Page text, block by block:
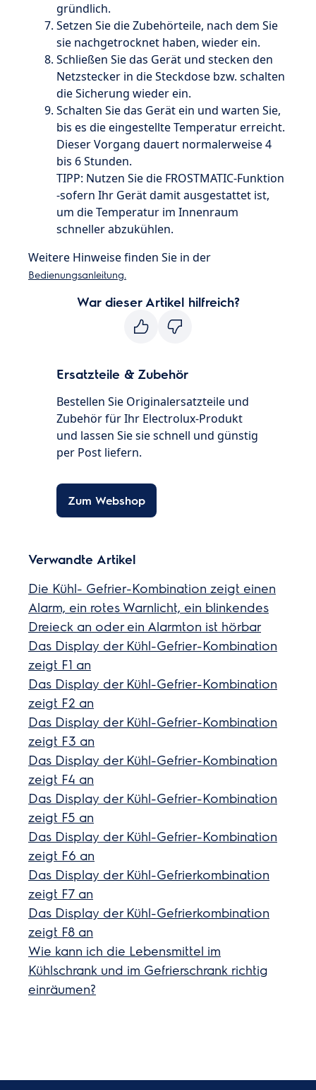
gründlich.
Setzen Sie die Zubehörteile, nach dem Sie
sie nachgetrocknet haben, wieder ein.
Schließen Sie das Gerät und stecken den
Netzstecker in die Steckdose bzw. schalten
die Sicherung wieder ein.
Schalten Sie das Gerät ein und warten Sie,
bis es die eingestellte Temperatur erreicht.
Dieser Vorgang dauert normalerweise 4
bis 6 Stunden.
TIPP: Nutzen Sie die FROSTMATIC-Funktion
-sofern Ihr Gerät damit ausgestattet ist,
um die Temperatur im Innenraum
schneller abzukühlen.
Weitere Hinweise finden Sie in der
Bedienungsanleitung.
War dieser Artikel hilfreich?
Ersatzteile & Zubehör
Bestellen Sie Originalersatzteile und
Zubehör für Ihr Electrolux-Produkt
und lassen Sie sie schnell und günstig
per Post liefern.
Zum Webshop
Verwandte Artikel
Die Kühl- Gefrier-Kombination zeigt einen
Alarm, ein rotes Warnlicht, ein blinkendes
Dreieck an oder ein Alarmton ist hörbar
Das Display der Kühl-Gefrier-Kombination
zeigt F1 an
Das Display der Kühl-Gefrier-Kombination
zeigt F2 an
Das Display der Kühl-Gefrier-Kombination
zeigt F3 an
Das Display der Kühl-Gefrier-Kombination
zeigt F4 an
Das Display der Kühl-Gefrier-Kombination
zeigt F5 an
Das Display der Kühl-Gefrier-Kombination
zeigt F6 an
Das Display der Kühl-Gefrierkombination
zeigt F7 an
Das Display der Kühl-Gefrierkombination
zeigt F8 an
Wie kann ich die Lebensmittel im
Kühlschrank und im Gefrierschrank richtig
einräumen?